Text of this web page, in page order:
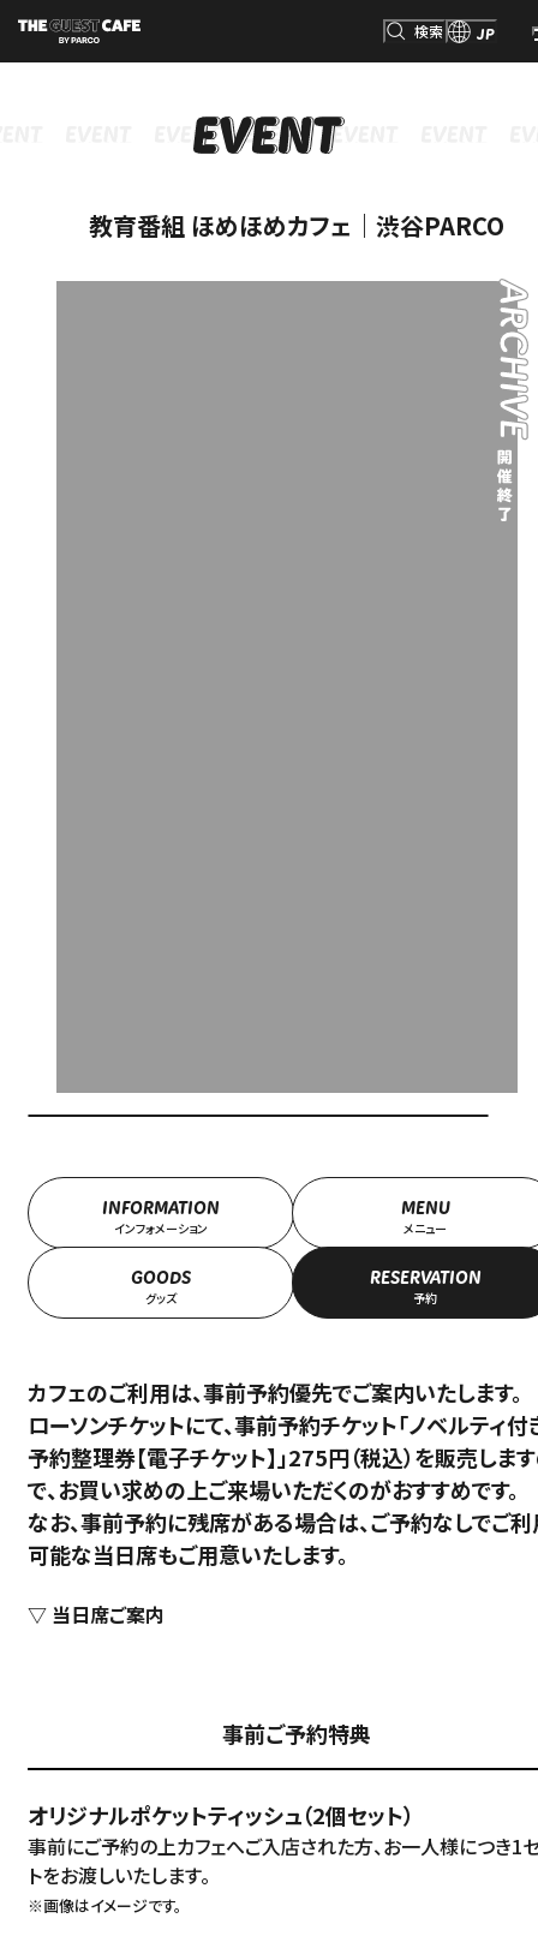
検索 JP
検索
INFORMATION RESERVATION
教育番組 ほめほめカフェ｜渋谷PARCO
INFORMATION
インフォメーション
MENU
メニュー
GOODS
グッズ
RESERVATION
予約
カフェのご利用は、事前予約優先でご案内いたします。
ローソンチケットにて、事前予約チケット「ノベルティ付
予約整理券【電子チケット】」275円（税込）を販売しま
で、お買い求めの上ご来場いただくのがおすすめです。
なお、事前予約に残席がある場合は、ご予約なしでご
可能な当日席もご用意いたします。
▽ 当日席ご案内
事前ご予約特典
オリジナルポケットティッシュ（2個セット）
事前にご予約の上カフェへご入店された方、お一人様につき1
トをお渡しいたします。
※画像はイメージです。